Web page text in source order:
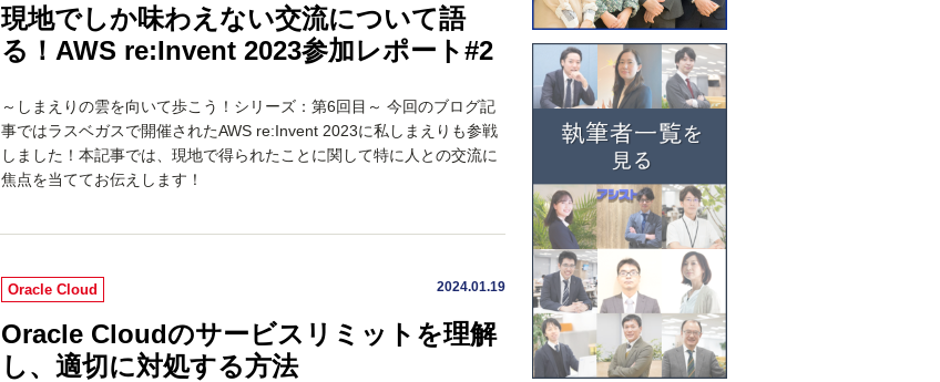
現地でしか味わえない交流について語
る！AWS re:Invent 2023参加レポート#2
～しまえりの雲を向いて歩こう！シリーズ：第6回目～ 今回のブログ記
事ではラスベガスで開催されたAWS re:Invent 2023に私しまえりも参戦
しました！本記事では、現地で得られたことに関して特に人との交流に
焦点を当ててお伝えします！
Oracle Cloud 2024.01.19
Oracle Cloudのサービスリミットを理解
し、適切に対処する方法